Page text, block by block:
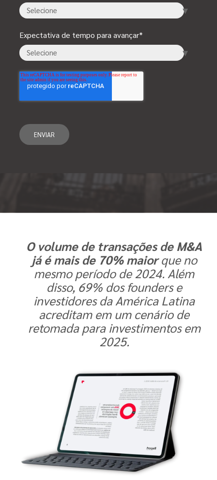
Expectativa de tempo para avançar*
O volume de transações de M&A
já é mais de 70% maiorque no
mesmo período de 2024. Além
disso, 69% dos founders e
investidores da América Latina
acreditam em um cenário de
retomada para investimentos em
2025.